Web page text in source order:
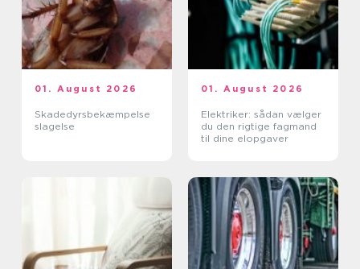
01. August 2026
Skadedyrsbekæmpelse
slagelse
01. August 2026
Elektriker: sådan vælger
du den rigtige fagmand
til dine elopgaver